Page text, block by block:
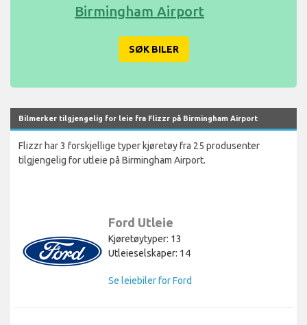
Birmingham Airport
SØK BILER
Bilmerker tilgjengelig for leie fra Flizzr på Birmingham Airport
Flizzr har 3 forskjellige typer kjøretøy fra 25 produsenter
tilgjengelig for utleie på Birmingham Airport.
Ford Utleie
Kjøretøytyper: 13
Utleieselskaper: 14
Se leiebiler for Ford